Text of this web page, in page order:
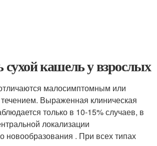
сухой кашель у взрослых
малосимптомным или
Выраженная клиническая
только в 10-15% случаев, в
локализации
новообразования . При всех типах